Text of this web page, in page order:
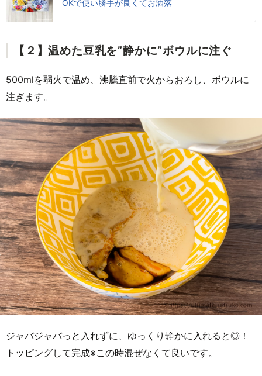
OKで使い勝手が良くてお洒落
【２】温めた豆乳を”静かに”ボウルに注ぐ
500mlを弱火で温め、沸騰直前で火からおろし、ボウルに
注ぎます。
ジャバジャバっと入れずに、ゆっくり静かに入れると◎！
トッピングして完成※この時混ぜなくて良いです。